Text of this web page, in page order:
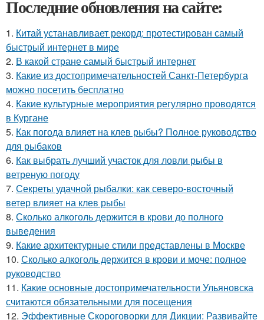
Последние обновления на сайте:
1. Китай устанавливает рекорд: протестирован самый
быстрый интернет в мире
2. В какой стране самый быстрый интернет
3. Какие из достопримечательностей Санкт-Петербурга
можно посетить бесплатно
4. Какие культурные мероприятия регулярно проводятся
в Кургане
5. Как погода влияет на клев рыбы? Полное руководство
для рыбаков
6. Как выбрать лучший участок для ловли рыбы в
ветреную погоду
7. Секреты удачной рыбалки: как северо-восточный
ветер влияет на клев рыбы
8. Сколько алкоголь держится в крови до полного
выведения
9. Какие архитектурные стили представлены в Москве
10. Сколько алкоголь держится в крови и моче: полное
руководство
11. Какие основные достопримечательности Ульяновска
считаются обязательными для посещения
12. Эффективные Скороговорки для Дикции: Развивайте